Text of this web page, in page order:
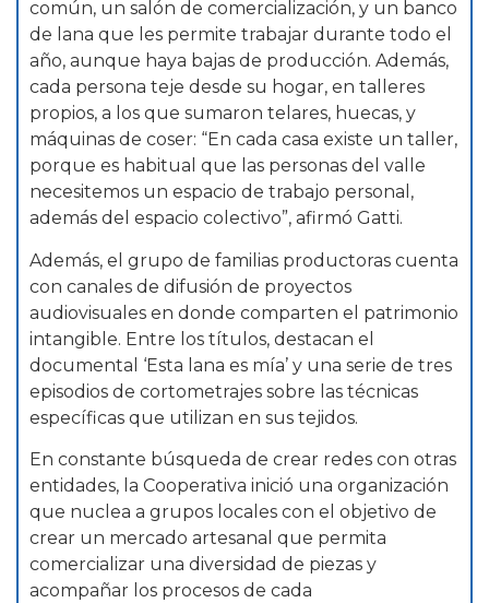
común, un salón de comercialización, y un banco
de lana que les permite trabajar durante todo el
año, aunque haya bajas de producción. Además,
cada persona teje desde su hogar, en talleres
propios, a los que sumaron telares, huecas, y
máquinas de coser: “En cada casa existe un taller,
porque es habitual que las personas del valle
necesitemos un espacio de trabajo personal,
además del espacio colectivo”, afirmó Gatti.
Además, el grupo de familias productoras cuenta
con canales de difusión de proyectos
audiovisuales en donde comparten el patrimonio
intangible. Entre los títulos, destacan el
documental ‘Esta lana es mía’ y una serie de tres
episodios de cortometrajes sobre las técnicas
específicas que utilizan en sus tejidos.
En constante búsqueda de crear redes con otras
entidades, la Cooperativa inició una organización
que nuclea a grupos locales con el objetivo de
crear un mercado artesanal que permita
comercializar una diversidad de piezas y
acompañar los procesos de cada